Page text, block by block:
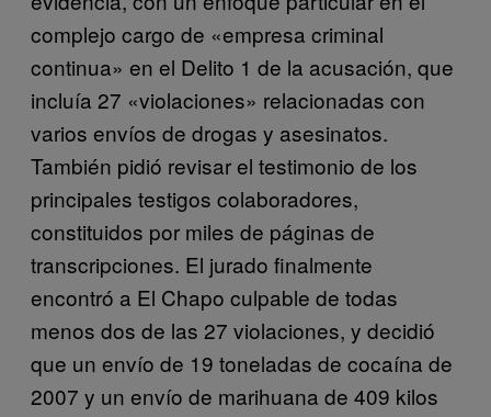
complejo cargo de «empresa criminal
continua» en el Delito 1 de la acusación, que
incluía 27 «violaciones» relacionadas con
varios envíos de drogas y asesinatos.
También pidió revisar el testimonio de los
principales testigos colaboradores,
constituidos por miles de páginas de
transcripciones. El jurado finalmente
encontró a El Chapo culpable de todas
menos dos de las 27 violaciones, y decidió
que un envío de 19 toneladas de cocaína de
2007 y un envío de marihuana de 409 kilos